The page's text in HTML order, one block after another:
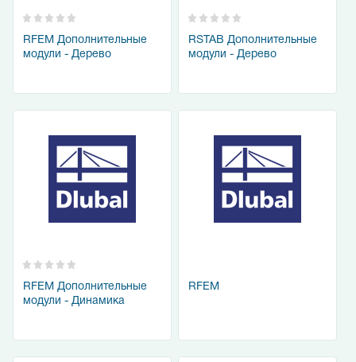
RFEM Дополнительные
модули - Дерево
RSTAB Дополнительные
модули - Дерево
RFEM Дополнительные
модули - Динамика
RFEM